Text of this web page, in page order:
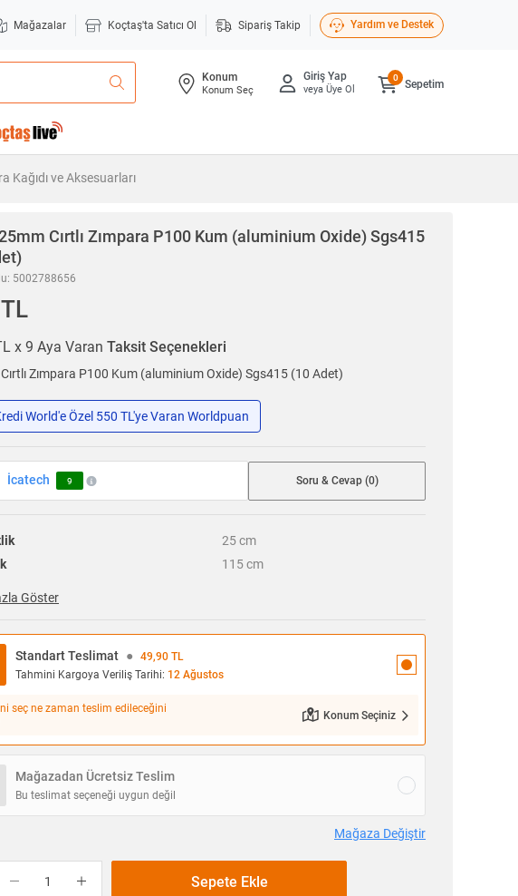
Mağazalar Koçtaş'ta Satıcı Ol Sipariş Takip Yardım ve Destek
Konum
Konum Seç
Giriş Yap
veya Üye Ol Sepetim
0
Kağıdı ve Aksesuarları
Cırtlı Zımpara P100 Kum (aluminium Oxide) Sgs415
5002788656
x 9 Aya Varan Taksit Seçenekleri
Zımpara P100 Kum (aluminium Oxide) Sgs415 (10 Adet)
World'e Özel 550 TL'ye Varan Worldpuan
İcatech 9 Soru & Cevap (0)
25 cm
115 cm
Göster
Standart Teslimat ●
49,90 TL
Tahmini Kargoya Veriliş Tarihi: 12 Ağustos
seç ne zaman teslim edileceğini
Konum Seçiniz
Mağazadan Ücretsiz Teslim
Bu teslimat seçeneği uygun değil
Mağaza Değiştir
Sepete Ekle